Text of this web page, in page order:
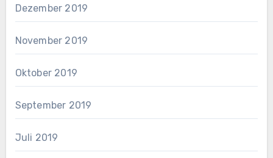
Dezember 2019
November 2019
Oktober 2019
September 2019
Juli 2019